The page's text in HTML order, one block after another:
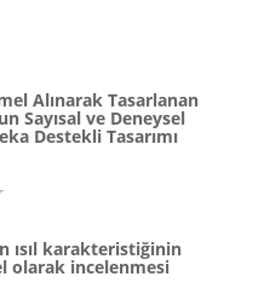
Alınarak Tasarlanan
Sayısal ve Deneysel
Destekli Tasarımı
ısıl karakteristiğinin
olarak incelenmesi